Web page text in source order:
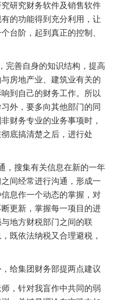
研究财务软件及销售软件
的功能得到充分利用，让
台阶，起到真正的控制、
善自身的知识结构，提高
房地产业、建筑业有关的
到自己的财务工作。所以
外，要多向其他部门的同
财务专业的业务事项时，
底搞清楚之后，进行处
搜集有关信息在新的一年
间经常进行沟通，形成一
息作一个动态的掌握，对
更新，掌握每一项目的进
地方财税部门之间的联
既依法纳税又合理避税，
集团财务部提两点建议
针对我盲作中共同的弱